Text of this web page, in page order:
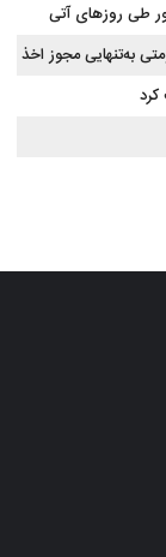
طی روزهای آتی
به‌تنهایی مجوز اخذ